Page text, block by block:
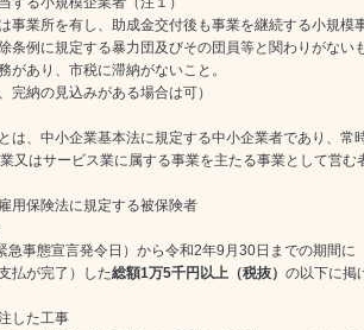
事業所を有し、助成金交付後も事業を継続する小規模
条例に規定する暴力団及びその団員等と関わりがない
があり、市税に滞納がないこと。
納の見込みがある場合は可）
とは、中小企業基本法に規定する中小企業者であり、常
ービス業に属する事業を主たる事業として営む
用保険法に規定する被保険者
急事態宣言発令日）から令和2年9月30日までの期間に
払が完了）した総額1万5千円以上（税抜） の以下に掲
した工事